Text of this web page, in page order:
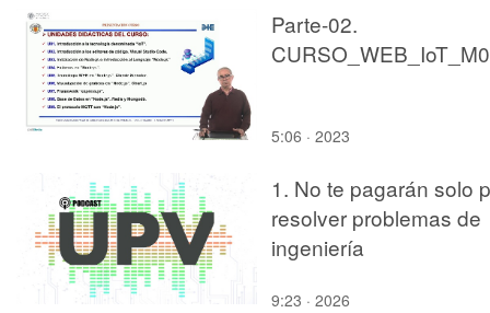
Parte-02.
5:06 · 2023
1. No te pagarán solo
resolver problemas de
ingeniería
9:23 · 2026